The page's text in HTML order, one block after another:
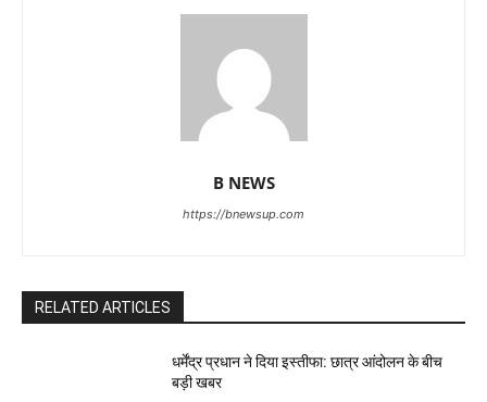
B NEWS
https://bnewsup.com
RELATED ARTICLES
धर्मेंद्र प्रधान ने दिया इस्तीफा: छात्र आंदोलन के बीच
बड़ी खबर